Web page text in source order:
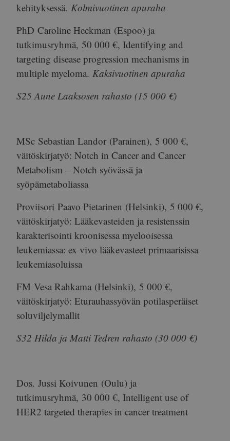
kehityksessä. Kolmivuotinen apuraha
PhD Caroline Heckman (Espoo) ja
tutkimusryhmä, 50 000 €, Identifying and
targeting disease progression mechanisms in
multiple myeloma. Kaksivuotinen apuraha
S25 Aune Laaksosen rahasto (15 000 €)
MSc Sebastian Landor (Parainen), 5 000 €,
väitöskirjatyö: Notch in Cancer and Cancer
Metabolism – Notch syövässä ja
syöpämetaboliassa
Proviisori Paavo Pietarinen (Helsinki), 5 000 €,
väitöskirjatyö: Lääkevasteiden ja resistenssin
karakterisointi kroonisessa myelooisessa
leukemiassa: ex vivo lääkevasteet primaarisissa
leukemiasoluissa
FM Vesa Rahkama (Helsinki), 5 000 €,
väitöskirjatyö: Eturauhassyövän potilasperäiset
soluviljelymallit
S32 Hilda ja Matti Tedren rahasto (30 000 €)
Dos. Jussi Koivunen (Oulu) ja
tutkimusryhmä, 30 000 €, Intelligent use of
HER2 targeted therapies in cancer treatment